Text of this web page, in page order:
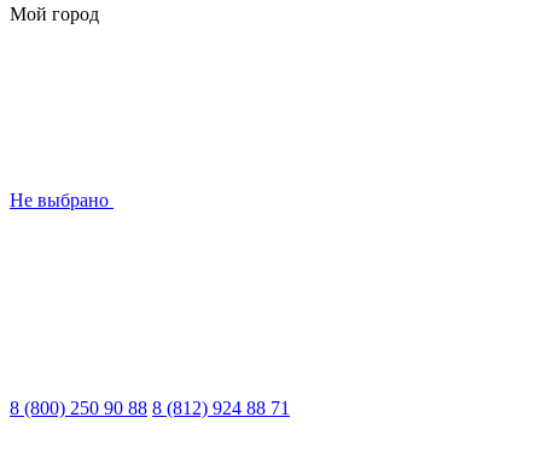
Мой город
Не выбрано
8 (800) 250 90 88 8 (812) 924 88 71